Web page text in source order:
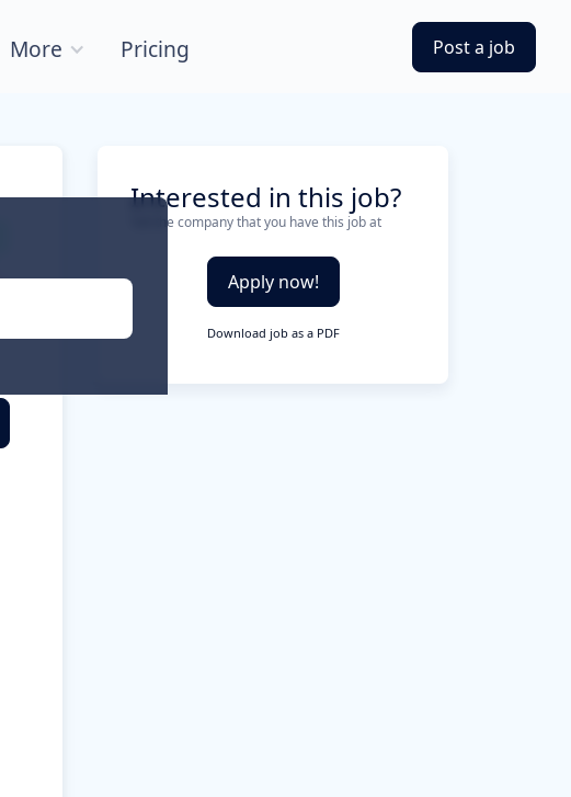
More Pricing Post a job
Interested in this job?
Tell the company that you have this job at
Apply now!
Download job as a PDF